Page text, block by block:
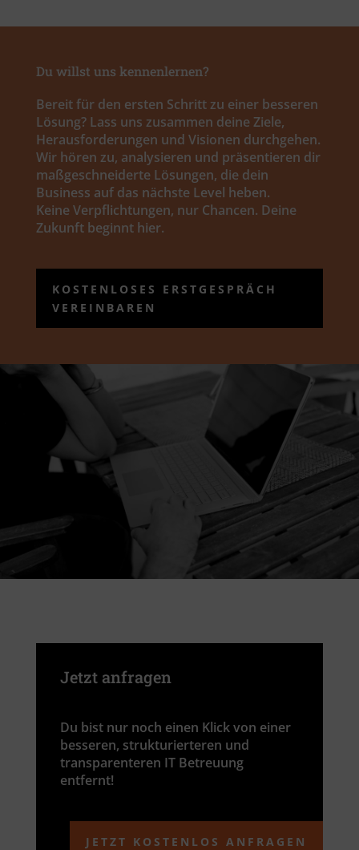
Du willst uns kennenlernen?
Bereit für den ersten Schritt zu einer besseren
Lösung? Lass uns zusammen deine Ziele,
Herausforderungen und Visionen durchgehen.
Wir hören zu, analysieren und präsentieren dir
maßgeschneiderte Lösungen, die dein
Business auf das nächste Level heben.
Keine Verpflichtungen, nur Chancen. Deine
Zukunft beginnt hier.
KOSTENLOSES ERSTGESPRÄCH
VEREINBAREN
Jetzt anfragen
Du bist nur noch einen Klick von einer
besseren, strukturierteren und
transparenteren IT Betreuung
entfernt!
JETZT KOSTENLOS ANFRAGEN